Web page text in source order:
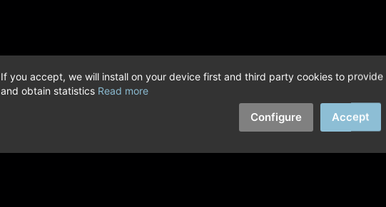
If you accept, we will install on your device first and third party cookies to provide
and obtain statistics Read more
Configure Accept